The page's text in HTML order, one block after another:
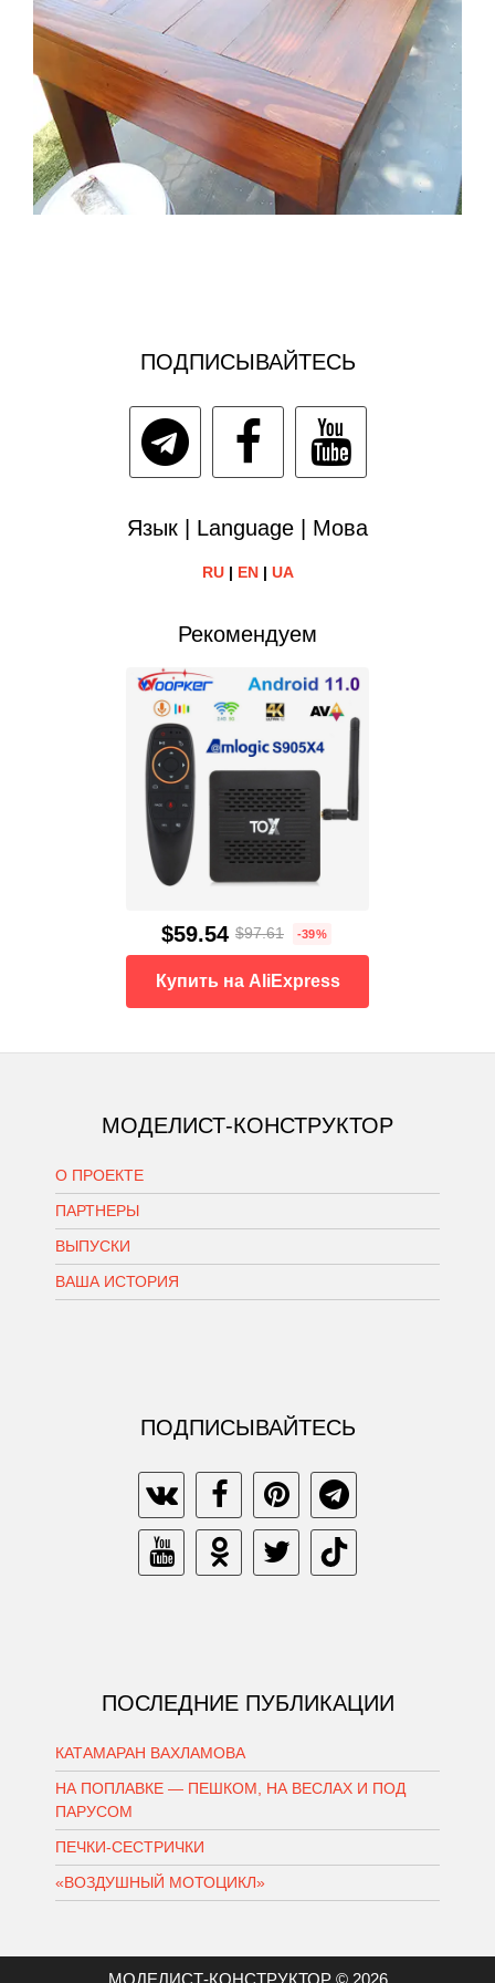
ПОДПИСЫВАЙТЕСЬ
Язык | Language | Мова
RU| EN| UA
Рекомендуем
$59.54 $97.61 -39%
Купить на AliExpress
МОДЕЛИСТ-КОНСТРУКТОР
О ПРОЕКТЕ
ПАРТНЕРЫ
ВЫПУСКИ
ВАША ИСТОРИЯ
ПОДПИСЫВАЙТЕСЬ
ПОСЛЕДНИЕ ПУБЛИКАЦИИ
КАТАМАРАН ВАХЛАМОВА
НА ПОПЛАВКЕ — ПЕШКОМ, НА ВЕСЛАХ И ПОД
ПАРУСОМ
ПЕЧКИ-СЕСТРИЧКИ
«ВОЗДУШНЫЙ МОТОЦИКЛ»
МОДЕЛИСТ-КОНСТРУКТОР © 2026